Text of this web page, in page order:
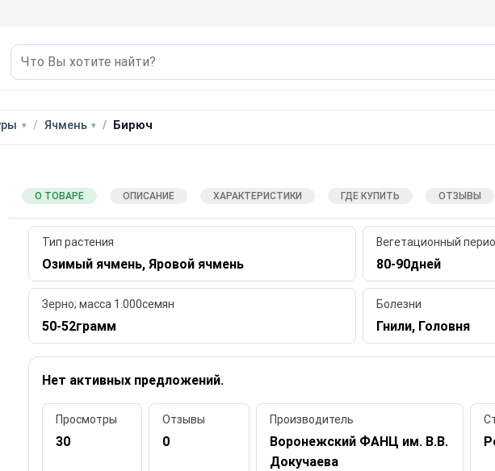
Ячмень Бирюч
О ТОВАРЕ ОПИСАНИЕ ХАРАКТЕРИСТИКИ ГДЕ КУПИТЬ ОТЗЫВЫ
Тип растения
Озимый ячмень, Яровой ячмень
Вегетационный
80-90дней
Зерно; масса 1.000семян
50-52грамм
Болезни
Гнили, Головня
Нет активных предложений.
Просмотры
30
Отзывы
0
Производитель
Воронежский ФАНЦ им. В.В.
Докучаева